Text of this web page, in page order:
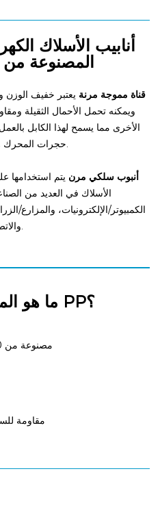
أنابيب الأسلاك
المصنوعة من
قناة مموجة مرنة يعتبر خفيف الوزن
ويمكنه تحمل الأحمال الثقيلة
الأخرى مما يسمح لهذا الكابل
أنبوب سلكي مرن يتم استخدامها
الأسلاك في العديد من
الكمبيوتر/الإلكترونيات، والمزارع/
ما هو المميز في نول الأسلاك PP؟
1. مصنوعة من 100٪ جديدة
5. مقاومة